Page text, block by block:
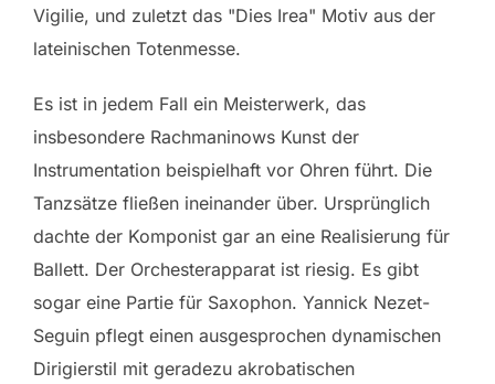
Vigilie, und zuletzt das "Dies Irea" Motiv aus der
lateinischen Totenmesse.
Es ist in jedem Fall ein Meisterwerk, das
insbesondere Rachmaninows Kunst der
Instrumentation beispielhaft vor Ohren führt. Die
Tanzsätze fließen ineinander über. Ursprünglich
dachte der Komponist gar an eine Realisierung für
Ballett. Der Orchesterapparat ist riesig. Es gibt
sogar eine Partie für Saxophon. Yannick Nezet-
Seguin pflegt einen ausgesprochen dynamischen
Dirigierstil mit geradezu akrobatischen